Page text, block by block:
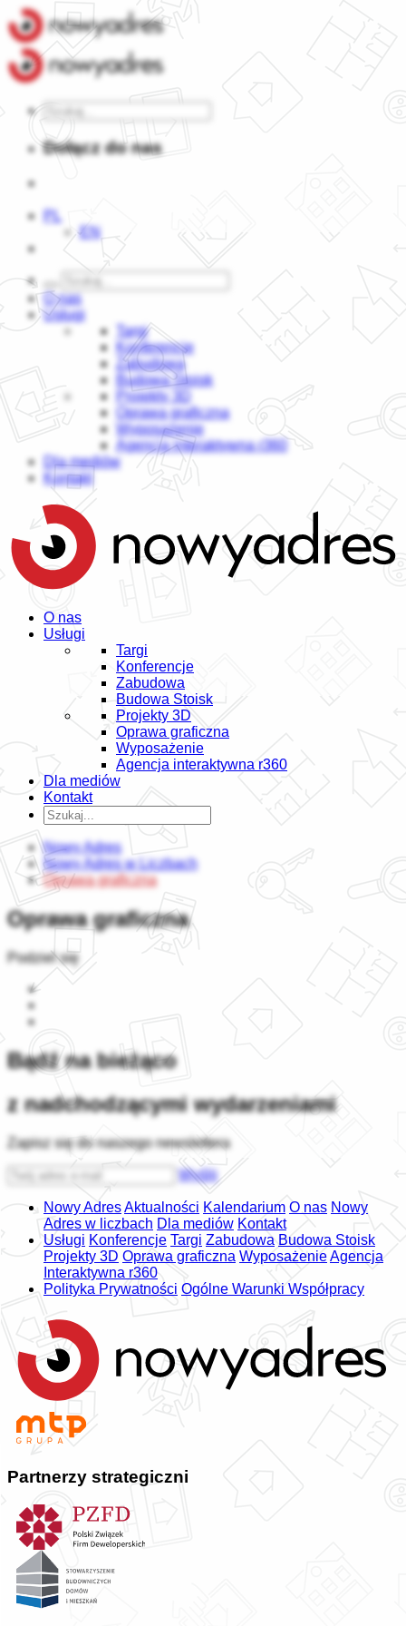
Dołącz do nas
PL
EN
O nas
Usługi
Targi
Konferencje
Zabudowa
Budowa Stoisk
Projekty 3D
Oprawa graficzna
Wyposażenie
Agencja interaktywna r360
Dla mediów
Kontakt
O nas
Usługi
Targi
Konferencje
Zabudowa
Budowa Stoisk
Projekty 3D
Oprawa graficzna
Wyposażenie
Agencja interaktywna r360
Dla mediów
Kontakt
Nowy Adres
Nowy Adres w Liczbach
Oprawa graficzna
Oprawa graficzna
Podziel się
Bądź na bieżąco
z nadchodzącymi wydarzeniami
Zapisz się do naszego newslettera
Wyślij
Nowy AdresAktualności Kalendarium O nas Nowy
Adres w liczbach Dla mediów Kontakt
Usługi Konferencje Targi Zabudowa Budowa Stoisk
Projekty 3D Oprawa graficzna WyposażenieAgencja
Interaktywna r360
Polityka Prywatności Ogólne Warunki Współpracy
Partnerzy strategiczni